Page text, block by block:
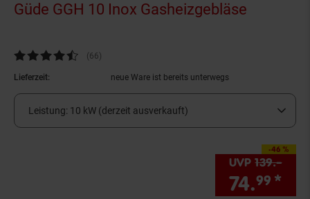
Güde GGH 10 Inox Gasheizgebläse
Kundenbewertung: 4,61 von 5 Sternen
(66Kundenbewertungen
)
Lieferzeit: neue Ware ist bereits unterwegs
Leistung: 10 kW (derzeit ausverkauft)
-46 %
Sie Sparen 46
UVP139.–
74.99 *